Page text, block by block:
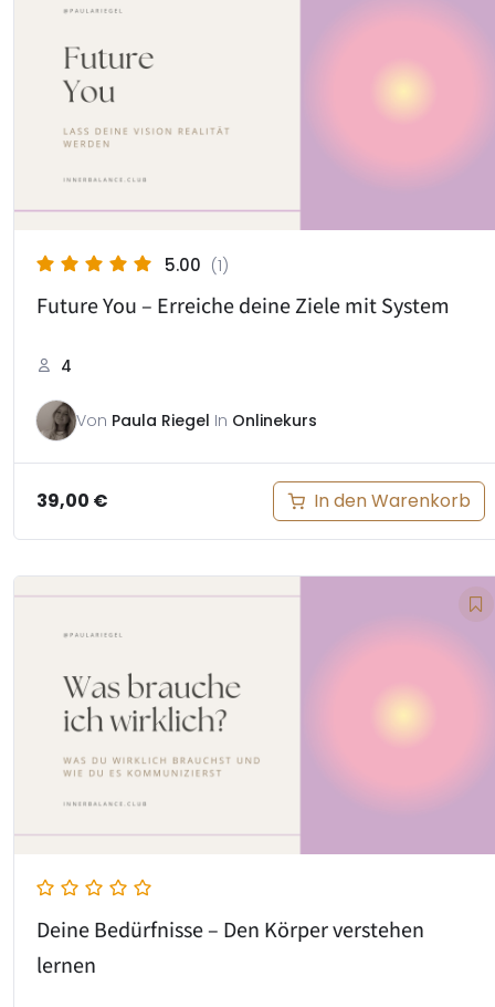
5.00 (1)
Future You – Erreiche deine Ziele mit System
4
Von Paula Riegel In Onlinekurs
39,00 € In den Warenkorb
Deine Bedürfnisse – Den Körper verstehen
lernen